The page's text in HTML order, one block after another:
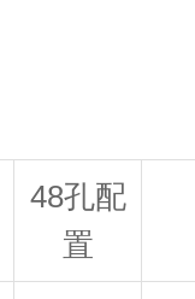
48孔配
置